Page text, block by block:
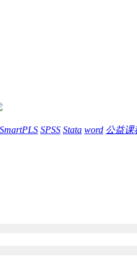
SmartPLS SPSS Stata word 公益课